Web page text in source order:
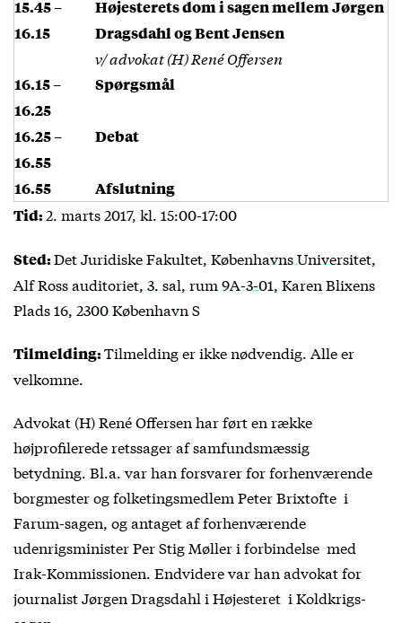
15.45 –
16.15
Højesterets dom i sagen mellem Jørgen
Dragsdahl og Bent Jensen
v/ advokat (H) René Offersen
16.15 –
16.25
Spørgsmål
16.25 –
16.55
Debat
16.55
Afslutning
Tid:2. marts 2017, kl. 15:00-17:00
Sted:Det Juridiske Fakultet, Københavns Universitet,
Alf Ross auditoriet, 3. sal, rum 9A-3-01, Karen Blixens
Plads 16, 2300 København S
Tilmelding:Tilmelding er ikke nødvendig. Alle er
velkomne.
Advokat (H) René Offersen har ført en række
højprofilerede retssager af samfundsmæssig
betydning. Bl.a. var han forsvarer for forhenværende
borgmester og folketingsmedlem Peter Brixtofte i
Farum-sagen, og antaget af forhenværende
udenrigsminister Per Stig Møller i forbindelse med
Irak-Kommissionen. Endvidere var han advokat for
journalist Jørgen Dragsdahl i Højesteret i Koldkrigs-